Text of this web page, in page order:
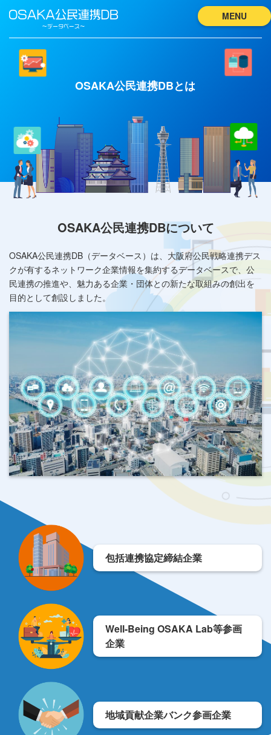
MENU
OSAKA公民連携DBとは
OSAKA公民連携DBについて
OSAKA公⺠連携DB（データベース）は、大阪府公⺠戦略連携デス
クが有するネットワーク企業情報を集約するデータベースで、公
⺠連携の推進や、魅力ある企業・団体との新たな取組みの創出を
⽬的として創設しました。
包括連携協定締結企業
Well-Being OSAKA Lab等参画
企業
地域貢献企業バンク参画企業